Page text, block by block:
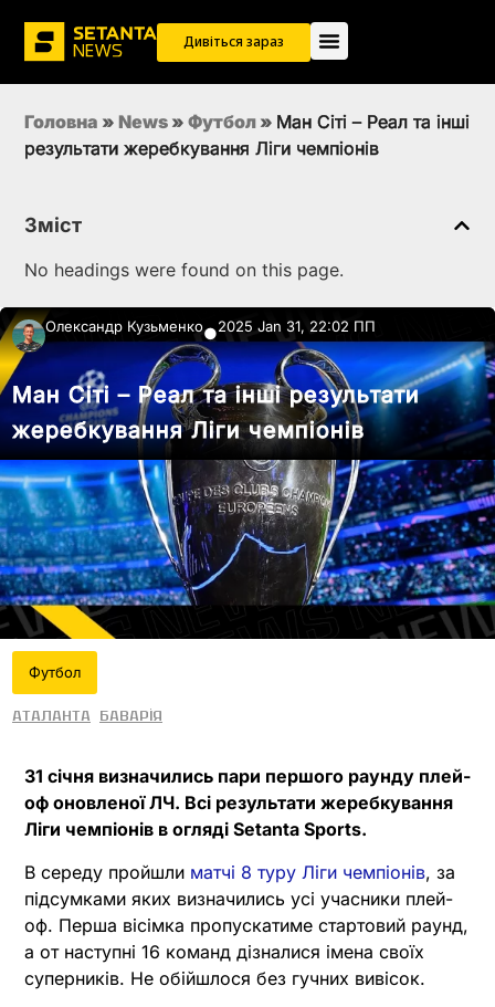
Дивіться зараз
Головна » News » Футбол » Ман Сіті – Реал та інші
результати жеребкування Ліги чемпіонів
Зміст
No headings were found on this page.
Олександр Кузьменко●2025 Jan 31, 22:02 ПП
Ман Сіті – Реал та інші результати
жеребкування Ліги чемпіонів
Футбол
Аталанта Баварія
31 січня визначились пари першого раунду плей-
оф оновленої ЛЧ. Всі результати жеребкування
Ліги чемпіонів в огляді Setanta Sports.
В середу пройшли матчі 8 туру Ліги чемпіонів, за
підсумками яких визначились усі учасники плей-
оф. Перша вісімка пропускатиме стартовий раунд,
а от наступні 16 команд дізналися імена своїх
суперників. Не обійшлося без гучних вивісок.